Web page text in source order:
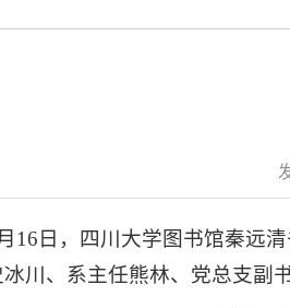
16日，四川大学图书馆秦远
川、系主任熊林、党总支副